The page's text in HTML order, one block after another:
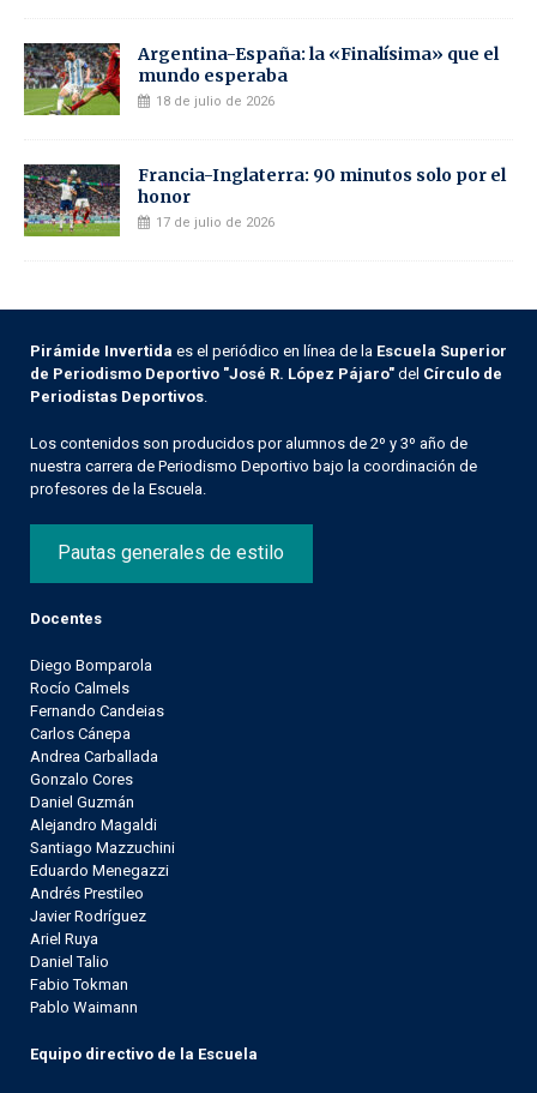
Argentina-España: la «Finalísima» que el
mundo esperaba
18 de julio de 2026
Francia-Inglaterra: 90 minutos solo por el
honor
17 de julio de 2026
Pirámide Invertida es el periódico en línea de la Escuela Superior
de Periodismo Deportivo "José R. López Pájaro" del Círculo de
Periodistas Deportivos
Los contenidos son producidos por alumnos de 2º y 3º año de
nuestra carrera de Periodismo Deportivo bajo la coordinación de
profesores de la Escuela.
Pautas generales de estilo
Docentes
Diego Bomparola
Rocío Calmels
Fernando Candeias
Carlos Cánepa
Andrea Carballada
Gonzalo Cores
Daniel Guzmán
Alejandro Magaldi
Santiago Mazzuchini
Eduardo Menegazzi
Andrés Prestileo
Javier Rodríguez
Ariel Ruya
Daniel Talio
Fabio Tokman
Pablo Waimann
Equipo directivo de la Escuela